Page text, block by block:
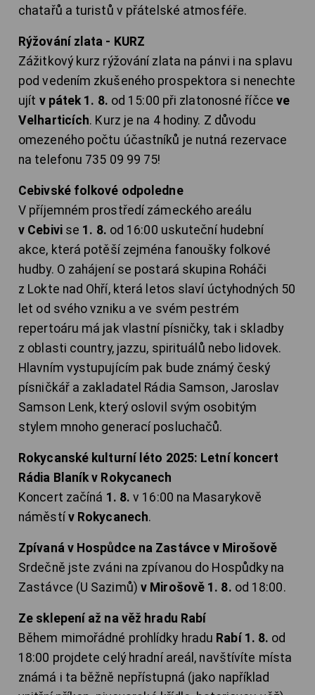
chatařů a turistů v přátelské atmosféře.
Rýžování zlata - KURZ
Zážitkový kurz rýžování zlata na pánvi i na splavu
pod vedením zkušeného prospektora si nenechte
ujít v pátek 1. 8. od 15:00 při zlatonosné říčce ve
Velharticích. Kurz je na 4 hodiny. Z důvodu
omezeného počtu účastníků je nutná rezervace
na telefonu 735 09 99 75!
Cebivské folkové odpoledne
V příjemném prostředí zámeckého areálu
v Cebivi se 1. 8. od 16:00 uskuteční hudební
akce, která potěší zejména fanoušky folkové
hudby. O zahájení se postará skupina Roháči
z Lokte nad Ohří, která letos slaví úctyhodných 50
let od svého vzniku a ve svém pestrém
repertoáru má jak vlastní písničky, tak i skladby
z oblasti country, jazzu, spirituálů nebo lidovek.
Hlavním vystupujícím pak bude známý český
písničkář a zakladatel Rádia Samson, Jaroslav
Samson Lenk, který oslovil svým osobitým
stylem mnoho generací posluchačů.
Rokycanské kulturní léto 2025: Letní koncert
Rádia Blaník v Rokycanech
Koncert začíná 1. 8. v 16:00 na Masarykově
náměstí v Rokycanech.
Zpívaná v Hospůdce na Zastávce v Mirošově
Srdečně jste zváni na zpívanou do Hospůdky na
Zastávce (U Sazimů)v Mirošově 1. 8. od 18:00.
Ze sklepení až na věž hradu Rabí
Během mimořádné prohlídky hradu Rabí 1. 8. od
18:00 projdete celý hradní areál, navštívíte místa
známá i ta běžně nepřístupná (jako například